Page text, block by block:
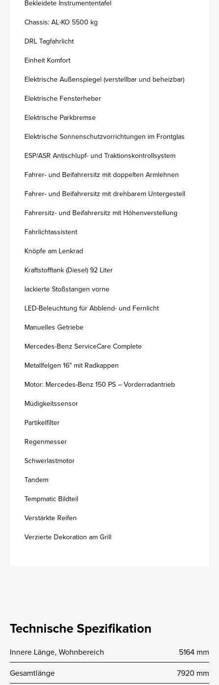
Bekleidete Instrumententafel
Chassis: AL-KO 5500 kg
DRL Tagfahrlicht
Einheit Komfort
Elektrische Außenspiegel (verstellbar und beheizbar)
Elektrische Fensterheber
Elektrische Parkbremse
Elektrische Sonnenschutzvorrichtungen im Frontglas
ESP/ASR Antischlupf- und Traktionskontrollsystem
Fahrer- und Beifahrersitz mit doppelten Armlehnen
Fahrer- und Beifahrersitz mit drehbarem Untergestell
Fahrersitz- und Beifahrersitz mit Höhenverstellung
Fahrlichtassistent
Knöpfe am Lenkrad
Kraftstofftank (Diesel) 92 Liter
lackierte Stoßstangen vorne
LED-Beleuchtung für Abblend- und Fernlicht
Manuelles Getriebe
Mercedes-Benz ServiceCare Complete
Metallfelgen 16" mit Radkappen
Motor: Mercedes-Benz 150 PS – Vorderradantrieb
Müdigkeitssensor
Partikelfilter
Regenmesser
Schwerlastmotor
Tandem
Tempmatic Bildteil
Verstärkte Reifen
Verzierte Dekoration am Grill
Technische Spezifikation
Innere Länge, Wohnbereich
5164 mm
Gesamtlänge
7920 mm